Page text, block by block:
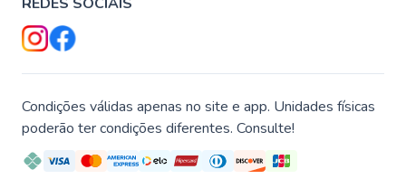
Condições válidas apenas no site e app. Unidades físicas
poderão ter condições diferentes. Consulte!